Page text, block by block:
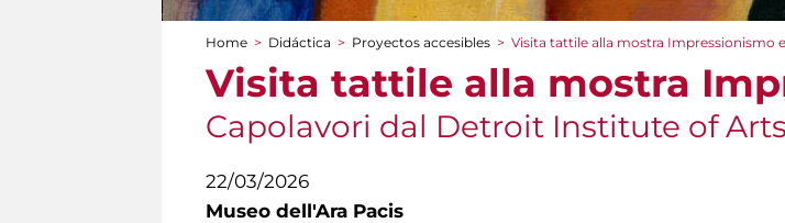
You are here
Home > Didáctica > Proyectos accesibles > Visita tattile alla mostra Impressionismo
Visita tattile alla mostra
Capolavori dal Detroit Institute of Arts
22/03/2026
Museo dell'Ara Pacis